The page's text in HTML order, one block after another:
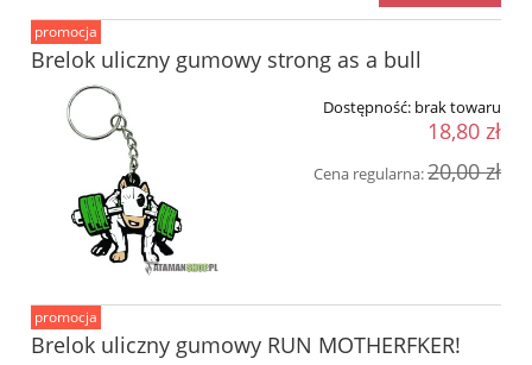
Brelok uliczny gumowy strong as a bull
Dostępność: brak towaru
18,80 zł
Cena regularna:20,00 zł
promocja
Brelok uliczny gumowy RUN MOTHERFKER!
promocja